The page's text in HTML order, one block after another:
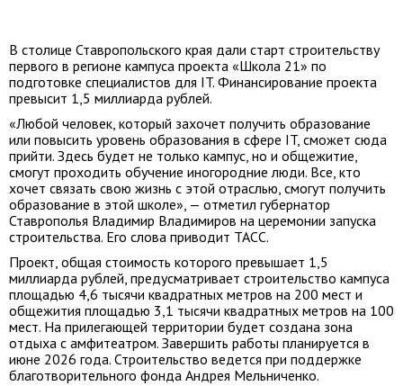
В столице Ставропольского края дали старт строительству
первого в регионе кампуса проекта «Школа 21» по
подготовке специалистов для IT. Финансирование проекта
превысит 1,5 миллиарда рублей.
«Любой человек, который захочет получить образование
или повысить уровень образования в сфере IT, сможет сюда
прийти. Здесь будет не только кампус, но и общежитие,
смогут проходить обучение иногородние люди. Все, кто
хочет связать свою жизнь с этой отраслью, смогут получить
образование в этой школе», — отметил губернатор
Ставрополья Владимир Владимиров на церемонии запуска
строительства. Его слова приводит ТАСС.
Проект, общая стоимость которого превышает 1,5
миллиарда рублей, предусматривает строительство кампуса
площадью 4,6 тысячи квадратных метров на 200 мест и
общежития площадью 3,1 тысячи квадратных метров на 100
мест. На прилегающей территории будет создана зона
отдыха с амфитеатром. Завершить работы планируется в
июне 2026 года. Строительство ведется при поддержке
благотворительного фонда Андрея Мельниченко.